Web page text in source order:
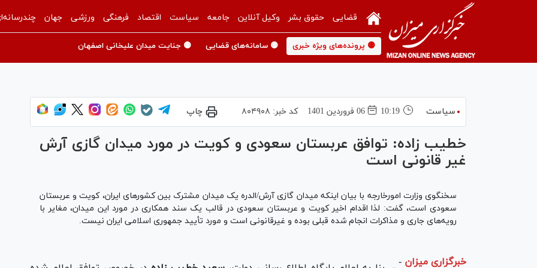
قضایی حقوق بشر وکیل آنلاین جامعه سیاست اقتصاد فرهنگی ورزشی جهان
🟡 پرونده‌های ویژه خبری 🟡 سامانه‌های قضایی 🟡 جنایت میدان علیخانی اصفهان
سیاست 10:19 06 فروردين 1401 کد خبر: ۸۰۴۹۰۸ چاپ
خطیب زاده: توافق عربستان سعودی و کویت در مورد میدان گازی آرش
غیر قانونی است
سخنگوی وزارت امورخارجه با بیان اینکه میدان گازی آرش/الدره یک میدان مشترک بین کشور‌های ایران، کویت و عربستان
سعودی است، گفت: لذا اقدام اخیر کویت و عربستان سعودی در قالب یک سند همکاری در مورد این میدان، مغایر با
رویه‌های جاری و مذاکرات انجام شده قبلی بوده و غیرقانونی است و مورد تأیید جمهوری اسلامی ایران نیست.
خبرگزاری میزان -